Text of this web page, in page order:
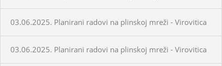
03.06.2025. Planirani radovi na plinskoj mreži - Virovitica
03.06.2025. Planirani radovi na plinskoj mreži - Virovitica